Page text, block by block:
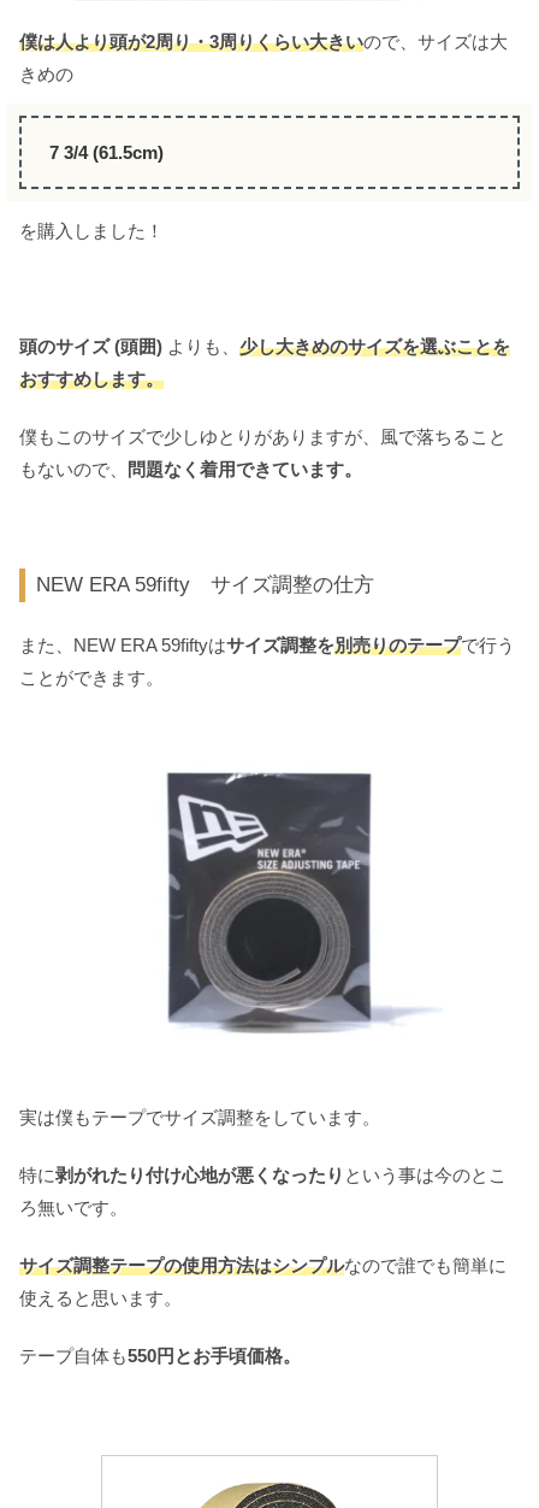
僕は人より頭が2周り・3周りくらい大きいので、サイズは大
きめの
7 3/4 (61.5cm)
を購入しました！
頭のサイズ (頭囲) よりも、 少し大きめのサイズを選ぶことを
おすすめします。
僕もこのサイズで少しゆとりがありますが、風で落ちること
もないので、
問題なく着用できています。
NEW ERA 59fifty サイズ調整の仕方
また、NEW ERA 59fiftyはサイズ調整を別売りのテープで行う
ことができます。
実は僕もテープでサイズ調整をしています。
特に剥がれたり付け心地が悪くなったり という事は今のとこ
ろ無いです。
サイズ調整テープの使用方法はシンプルなので誰でも簡単に
使えると思います。
テープ自体も550円とお手頃価格。